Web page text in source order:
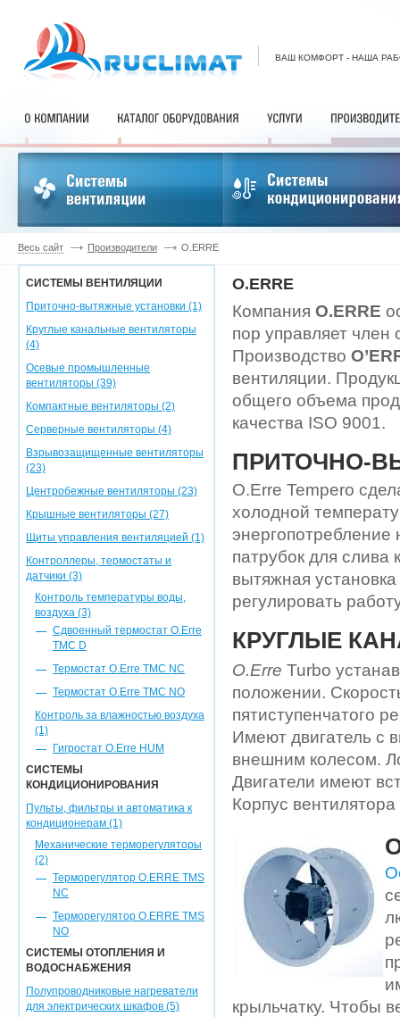
ВАШ КОМФОРТ - НАША
Весь сайт Производители O.ERRE
СИСТЕМЫ ВЕНТИЛЯЦИИ
Приточно-вытяжные установки (1)
Круглые канальные вентиляторы
(4)
Осевые промышленные
вентиляторы (39)
Компактные вентиляторы (2)
Серверные вентиляторы (4)
Взрывозащищенные вентиляторы
(23)
Центробежные вентиляторы (23)
Крышные вентиляторы (27)
Щиты управления вентиляцией (1)
Контроллеры, термостаты и
датчики (3)
Контроль температуры воды,
воздуха (3)
Сдвоенный термостат O.Erre
TMC D
Термостат O.Erre TMC NC
Термостат O.Erre TMC NO
Контроль за влажностью воздуха
(1)
Гигростат O.Erre HUM
СИСТЕМЫ
КОНДИЦИОНИРОВАНИЯ
Пульты, фильтры и автоматика к
кондиционерам (1)
Механические терморегуляторы
(2)
Терморегулятор O.ERRE TMS
NC
Терморегулятор O.ERRE TMS
NO
СИСТЕМЫ ОТОПЛЕНИЯ И
ВОДОСНАБЖЕНИЯ
Полупроводниковые нагреватели
для электрических шкафов (5)
O.ERRE
Компания O.ERRE
пор управляет член
Производство
вентиляции.
общего объема
качества ISO 9001.
ПРИТОЧНО-
O.Erre Tempero
холодной
энергопотребление
патрубок для слива
вытяжная установка
регулировать
КРУГЛЫЕ
O.Erre Turbo
положении.
пятиступенчатого
Имеют двигатель с
внешним колесом.
Двигатели имеют
Корпус
крыльчатку. Чтобы